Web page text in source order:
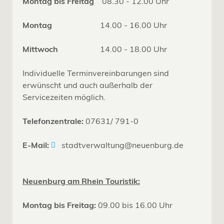
Montag 14.00 - 16.00 Uhr
Mittwoch 14.00 - 18.00 Uhr
Individuelle Terminvereinbarungen sind
erwünscht und auch außerhalb der
Servicezeiten möglich.
Telefonzentrale: 07631/ 791-0
E-Mail: stadtverwaltung@neuenburg.de
Neuenburg am Rhein Touristik:
Montag bis Freitag: 09.00 bis 16.00 Uhr